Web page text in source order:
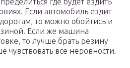
Если автомобиль ездит
то можно обойтись и
Если же машина
то лучше брать резину
все неровности.